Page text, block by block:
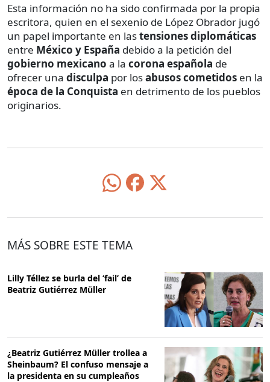
Esta información no ha sido confirmada por la propia
escritora, quien en el sexenio de López Obrador jugó
un papel importante en lastensiones diplomáticas
entre México y España debido a la petición del
gobierno mexicano a la corona española de
ofrecer una disculpa por losabusos cometidos en la
época de la Conquista en detrimento de los pueblos
originarios.
MÁS SOBRE ESTE TEMA
Lilly Téllez se burla del ‘fail’ de
Beatriz Gutiérrez Müller
¿Beatriz Gutiérrez Müller trollea a
Sheinbaum? El confuso mensaje a
la presidenta en su cumpleaños